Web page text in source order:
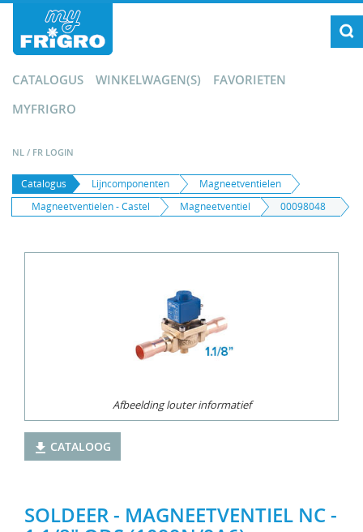
CATALOGUS WINKELWAGEN(S)
FAVORIETEN
MYFRIGRO
NL / FR LOGIN
Catalogus Lijncomponenten
Magneetventielen
Magneetventielen - Castel
Magneetventiel 00098048
Afbeelding louter informatief
CATALOOG
SOLDEER - MAGNEETVENTIEL NC -